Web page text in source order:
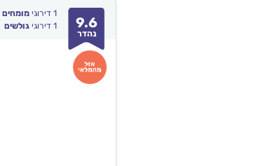
9.6
נהדר
1 דירוגימומחים
1 דירוגיגולשים